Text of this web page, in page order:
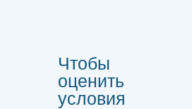
Чтобы
оценить
условия